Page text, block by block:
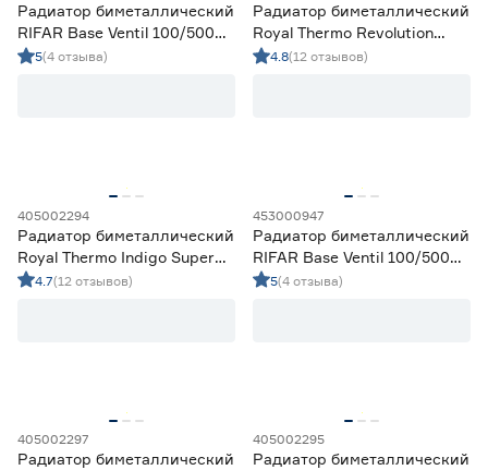
Радиатор биметаллический
RIFAR Base Ventil 100/500
нижнее правое
5(4 отзыва)
Радиатор биметаллический
Royal Thermo Revolution
Bimetall 80/500 8 секций
4.8(12 отзывов)
405002294
Радиатор биметаллический
Royal Thermo Indigo Super
100/500 6 секции
4.7(12 отзывов)
453000947
Радиатор биметаллический
RIFAR Base Ventil 100/500
нижнее правое
5(4 отзыва)
405002297
Радиатор биметаллический
405002295
Радиатор биметаллический